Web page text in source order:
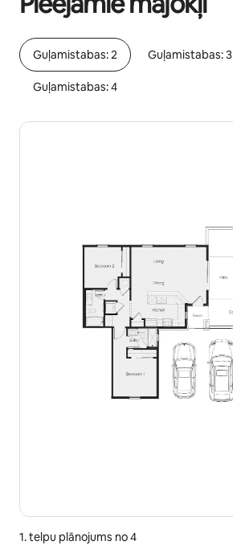
Guļamistabas: 2 Guļamistabas: 3
Guļamistabas: 4
1. telpu plānojums no 4